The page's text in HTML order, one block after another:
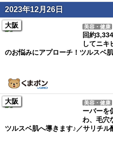
2023年12月26日
大阪 美容・健康
回約
してニキ
のお悩みにアプローチ！ツルスベ
大阪
美容・健康
ーバーを
わ、毛穴
ツルスベ肌へ導きます♪／サリチル